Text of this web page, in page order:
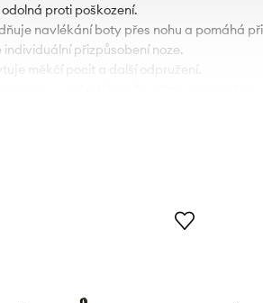
proti poškození.
navlékání boty přes nohu a pomáhá
přizpůsobení noze.
měkčí pocit a další odpružení.